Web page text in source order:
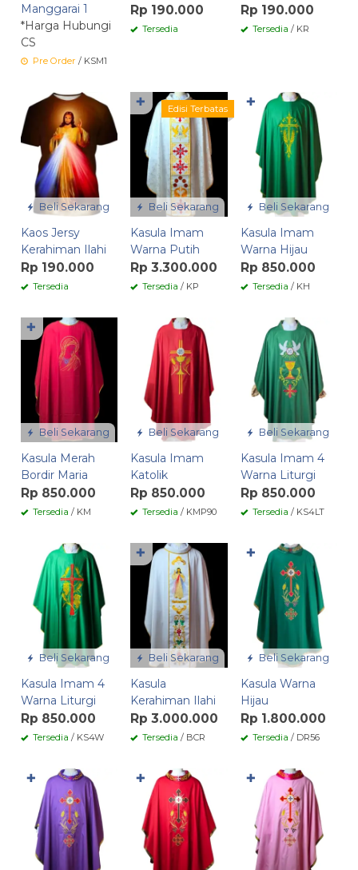
Manggarai 1
*Harga Hubungi
CS
Pre Order / KSM1
Rp 190.000
Tersedia
Rp 190.000
Tersedia / KR
Beli Sekarang
Kaos Jersy
Kerahiman Ilahi
Rp 190.000
Tersedia
Beli Sekarang
Edisi Terbatas
Kasula Imam
Warna Putih
Rp 3.300.000
Tersedia / KP
✚
Beli Sekarang
Kasula Imam
Warna Hijau
Rp 850.000
Tersedia / KH
✚
Beli Sekarang
Kasula Merah
Bordir Maria
Rp 850.000
Tersedia / KM
✚
Beli Sekarang
Kasula Imam
Katolik
Rp 850.000
Tersedia / KMP90
Beli Sekarang
Kasula Imam 4
Warna Liturgi
Rp 850.000
Tersedia / KS4LT
Beli Sekarang
Kasula Imam 4
Warna Liturgi
Rp 850.000
Tersedia / KS4W
Beli Sekarang
Kasula
Kerahiman Ilahi
Rp 3.000.000
Tersedia / BCR
✚
Beli Sekarang
Kasula Warna
Hijau
Rp 1.800.000
Tersedia / DR56
✚
✚ ✚ ✚